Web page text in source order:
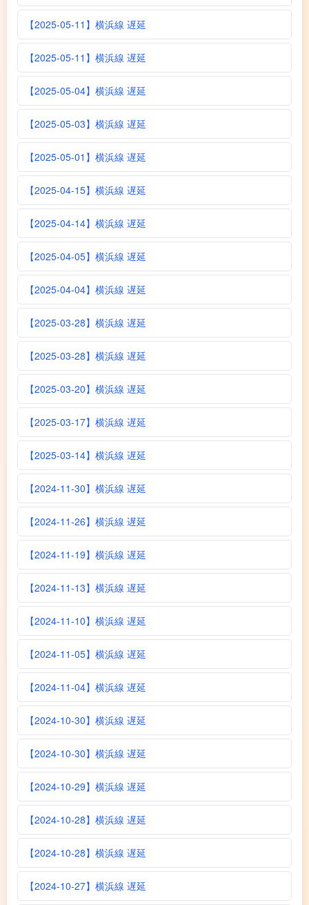
【2025-05-11】横浜線 遅延
【2025-05-11】横浜線 遅延
【2025-05-04】横浜線 遅延
【2025-05-03】横浜線 遅延
【2025-05-01】横浜線 遅延
【2025-04-15】横浜線 遅延
【2025-04-14】横浜線 遅延
【2025-04-05】横浜線 遅延
【2025-04-04】横浜線 遅延
【2025-03-28】横浜線 遅延
【2025-03-28】横浜線 遅延
【2025-03-20】横浜線 遅延
【2025-03-17】横浜線 遅延
【2025-03-14】横浜線 遅延
【2024-11-30】横浜線 遅延
【2024-11-26】横浜線 遅延
【2024-11-19】横浜線 遅延
【2024-11-13】横浜線 遅延
【2024-11-10】横浜線 遅延
【2024-11-05】横浜線 遅延
【2024-11-04】横浜線 遅延
【2024-10-30】横浜線 遅延
【2024-10-30】横浜線 遅延
【2024-10-29】横浜線 遅延
【2024-10-28】横浜線 遅延
【2024-10-28】横浜線 遅延
【2024-10-27】横浜線 遅延